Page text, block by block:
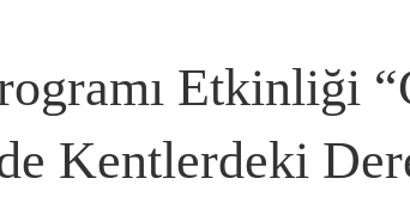
Etkinliği
Kentlerdeki